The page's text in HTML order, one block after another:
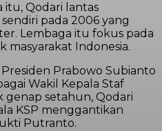
itu, Qodari lantas
pada 2006 yang
Lembaga itu fokus pada
masyarakat Indonesia.
Prabowo Subianto
Wakil Kepala Staf
genap setahun, Qodari
KSP menggantikan
Putranto.